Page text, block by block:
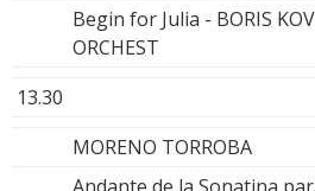
Begin for Julia - BORIS
ORCHEST
13.30
MORENO TORROBA